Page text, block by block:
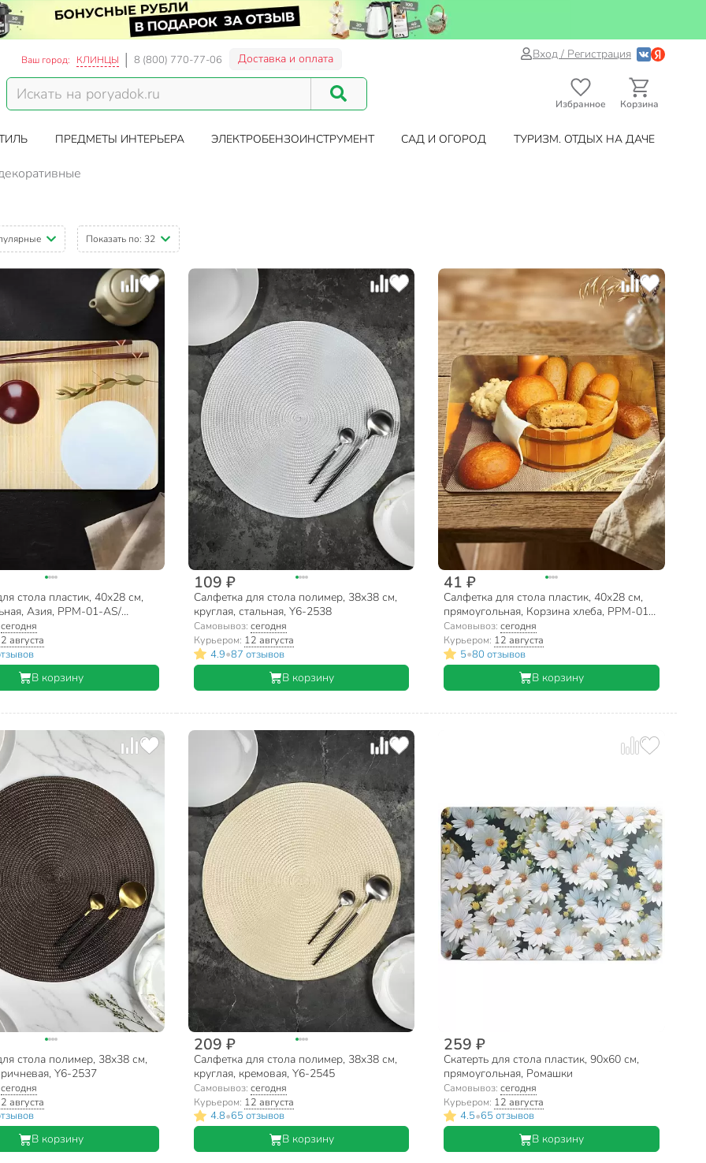
Ваш город: КЛИНЦЫ 8 (800) 770-77-06 Доставка и оплата Вход / Регистрация
Избранное Корзина
ПРЕДМЕТЫ ИНТЕРЬЕРА ЭЛЕКТРОБЕНЗОИНСТРУМЕНТ САД И ОГОРОД ТУРИЗМ. ОТДЫХ НА ДАЧЕ
Показать по: 32
стола пластик, 40х28 см,
Азия, PPM-01-AS/
сегодня
августа
В корзину
109 ₽
Салфетка для стола полимер, 38х38 см,
круглая, стальная, Y6-2538
Самовывоз: сегодня
Курьером: 12 августа
4.9•87 отзывов
В корзину
41 ₽
Салфетка для стола пластик, 40х28 см,
прямоугольная, Корзина хлеба, PPM-01-
BB/ 312323
Самовывоз:сегодня
Курьером: 12 августа
5•80 отзывов
В корзину
стола полимер, 38х38 см,
Y6-2537
сегодня
августа
В корзину
209 ₽
Салфетка для стола полимер, 38х38 см,
круглая, кремовая, Y6-2545
Самовывоз: сегодня
Курьером: 12 августа
4.8•65 отзывов
В корзину
259 ₽
Скатерть для стола пластик, 90х60 см,
прямоугольная, Ромашки
Самовывоз:сегодня
Курьером: 12 августа
4.5•65 отзывов
В корзину